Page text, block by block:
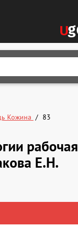
Кожина 83
рабочая
Е.Н.